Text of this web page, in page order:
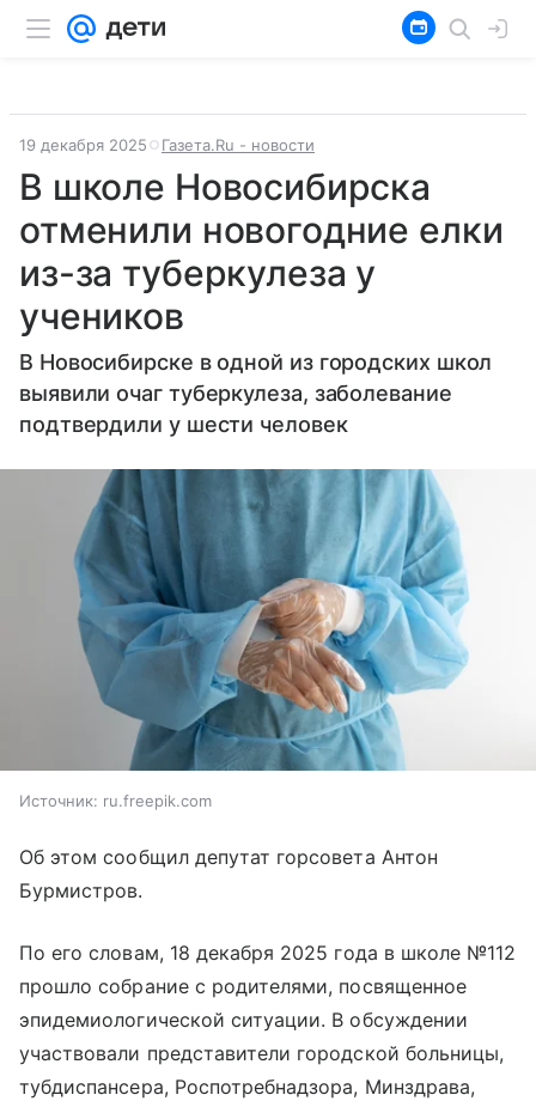
19 декабря 2025 Газета.Ru - новости
В школе Новосибирска
отменили новогодние елки
из-за туберкулеза у
учеников
В Новосибирске в одной из городских школ
выявили очаг туберкулеза, заболевание
подтвердили у шести человек
Источник: ru.freepik.com
Об этом сообщил депутат горсовета Антон
Бурмистров.
По его словам, 18 декабря 2025 года в школе №112
прошло собрание с родителями, посвященное
эпидемиологической ситуации. В обсуждении
участвовали представители городской больницы,
тубдиспансера, Роспотребнадзора, Минздрава,